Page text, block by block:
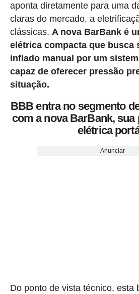
aponta diretamente para uma
claras do mercado, a
clássicas. A nova BarBank é
elétrica compacta que busca
inflado manual por um
capaz de oferecer pressão
situação.
BBB entra no segmento
com a nova BarBank,
elétrica
Anunciar
Do ponto de vista técnico, esta